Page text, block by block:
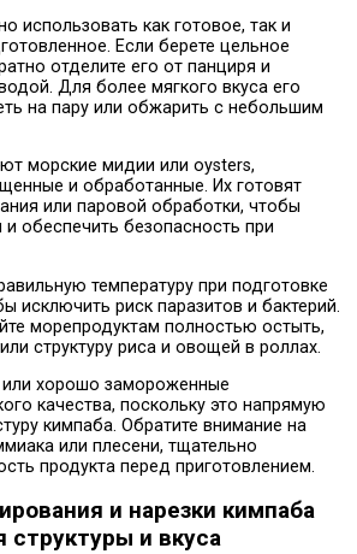
использовать как готовое, так и
Если берете цельное
отделите его от панциря и
Для более мягкого вкуса его
на пару или обжарить с небольшим
морские мидии или oysters,
и обработанные. Их готовят
или паровой обработки, чтобы
обеспечить безопасность при
температуру при подготовке
исключить риск паразитов и бактерий.
морепродуктам полностью остыть,
структуру риса и овощей в роллах.
или хорошо замороженные
качества, поскольку это напрямую
кимпаба. Обратите внимание на
или плесени, тщательно
продукта перед приготовлением.
и нарезки кимпаба
структуры и вкуса